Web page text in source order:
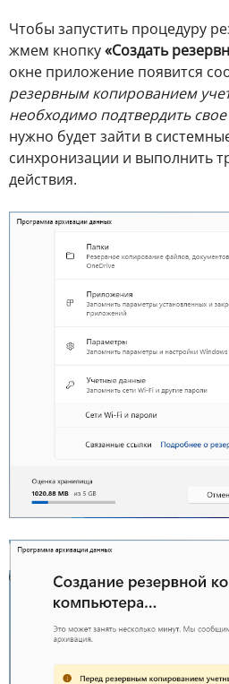
Чтобы запустить процедуру
жмем кнопку«Создать
окне приложение появится
резервным копированием
необходимо подтвердить
нужно будет зайти в
синхронизации и выполнить
действия.